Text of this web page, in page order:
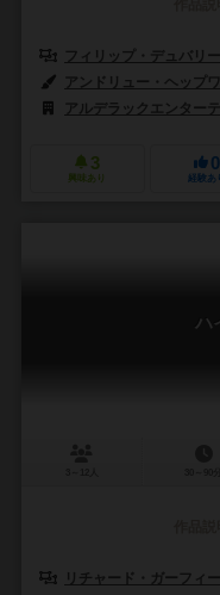
フィリップ・デュバリ
アンドリュー・ヘップ
アルデラックエンタ
3
興味あり
0
経験あり
ハ
リチャード・ガーフィ